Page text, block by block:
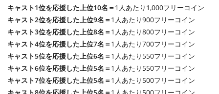
キャスト1位を応援した上位10名＝1人あたり1,000フリーコイン
キャスト2位を応援した上位9名＝1人あたり900フリーコイン
キャスト3位を応援した上位8名＝1人あたり800フリーコイン
キャスト4位を応援した上位7名＝1人あたり700フリーコイン
キャスト5位を応援した上位6名＝1人あたり550フリーコイン
キャスト6位を応援した上位5名＝1人あたり550フリーコイン
キャスト7位を応援した上位5名＝1人あたり500フリーコイン